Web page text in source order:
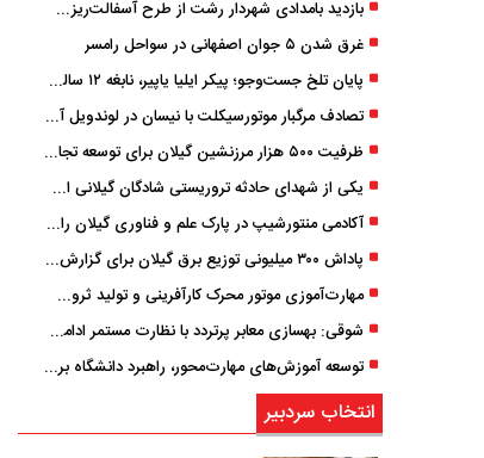
بازدید بامدادی شهردار رشت از طرح آسفالت‌ریزی گسترده در مناطق پنج‌گانه
غرق شدن ۵ جوان اصفهانی در سواحل رامسر
پایان تلخ جست‌وجو؛ پیکر ایلیا یاپیر، نابغه ۱۲ ساله لاهیجانی پیدا شد
تصادف مرگبار موتورسیکلت با نیسان در لوندویل آستارا/ انتقال مصدوم با اورژانس هوایی به رشت
ظرفیت ۵۰۰ هزار مرزنشین گیلان برای توسعه تجارت فعال می‌شود
یکی از شهدای حادثه تروریستی شادگان گیلانی است/ شهادت «سینا سیاه‌ نژاد» در درگیری با اشرار مسلح
آکادمی منتورشیپ در پارک علم و فناوری گیلان راه‌اندازی شد
پاداش ۳۰۰ میلیونی توزیع برق گیلان برای گزارش ماینرهای غیرمجاز
مهارت‌آموزی موتور محرک کارآفرینی و تولید ثروت است
شوقی: بهسازی معابر پرتردد با نظارت مستمر ادامه دارد
توسعه آموزش‌های مهارت‌محور، راهبرد دانشگاه برای تربیت نیروی متخصص است
انتخاب سردبیر